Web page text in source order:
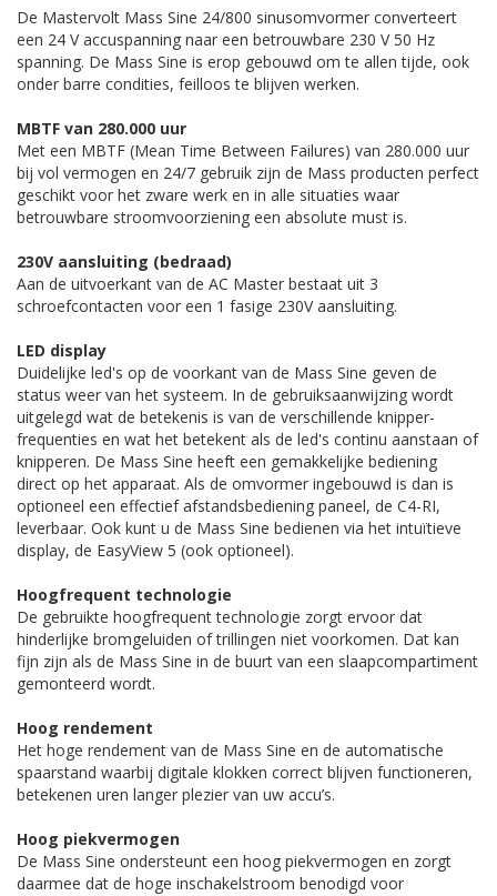
De Mastervolt Mass Sine 24/800 sinusomvormer converteert
een 24 V accuspanning naar een betrouwbare 230 V 50 Hz
spanning. De Mass Sine is erop gebouwd om te allen tijde, ook
onder barre condities, feilloos te blijven werken.
MBTF van 280.000 uur
Met een MBTF (Mean Time Between Failures) van 280.000 uur
bij vol vermogen en 24/7 gebruik zijn de Mass producten perfect
geschikt voor het zware werk en in alle situaties waar
betrouwbare stroomvoorziening een absolute must is.
230V aansluiting (bedraad)
Aan de uitvoerkant van de AC Master bestaat uit 3
schroefcontacten voor een 1 fasige 230V aansluiting.
LED display
Duidelijke led's op de voorkant van de Mass Sine geven de
status weer van het systeem. In de gebruiksaanwijzing wordt
uitgelegd wat de betekenis is van de verschillende knipper-
frequenties en wat het betekent als de led's continu aanstaan of
knipperen. De Mass Sine heeft een gemakkelijke bediening
direct op het apparaat. Als de omvormer ingebouwd is dan is
optioneel een effectief afstandsbediening paneel, de C4-RI,
leverbaar. Ook kunt u de Mass Sine bedienen via het intuïtieve
display, de EasyView 5 (ook optioneel).
Hoogfrequent technologie
De gebruikte hoogfrequent technologie zorgt ervoor dat
hinderlijke bromgeluiden of trillingen niet voorkomen. Dat kan
fijn zijn als de Mass Sine in de buurt van een slaapcompartiment
gemonteerd wordt.
Hoog rendement
Het hoge rendement van de Mass Sine en de automatische
spaarstand waarbij digitale klokken correct blijven functioneren,
betekenen uren langer plezier van uw accu’s.
Hoog piekvermogen
De Mass Sine ondersteunt een hoog piekvermogen en zorgt
daarmee dat de hoge inschakelstroom benodigd voor